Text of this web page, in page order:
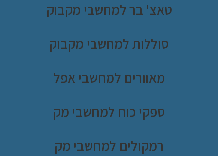
טאצ' בר למחשבי מקבוק
סוללות למחשבי מקבוק
מאוורים למחשבי אפל
ספקי כוח למחשבי מק
רמקולים למחשבי מק